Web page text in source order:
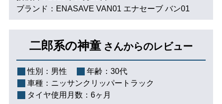
ブランド：ENASAVE VAN01 エナセーブ バン01
二郎系の神童 さんからのレビュー
性別： 男性 年齢： 30代
車種： ニッサンクリッパートラック
タイヤ使用月数： 6ヶ月